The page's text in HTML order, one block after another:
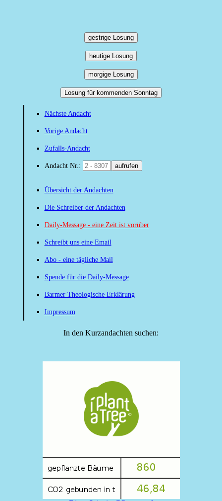
gestrige Losung
heutige Losung
morgige Losung
Losung für kommenden Sonntag
Nächste Andacht
Vorige Andacht
Zufalls-Andacht
Andacht Nr.: aufrufen
Übersicht der Andachten
Die Schreiber der Andachten
Daily-Message - eine Zeit ist vorüber
Schreibt uns eine Email
Abo - eine tägliche Mail
Spende für die Daily-Message
Barmer Theologische Erklärung
Impressum
In den Kurzandachten suchen: